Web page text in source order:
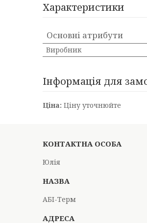
Характеристики
Основні атрибути
Виробник
Інформація для
Ціна: Ціну уточнюйте
Юлія
АБІ-Терм